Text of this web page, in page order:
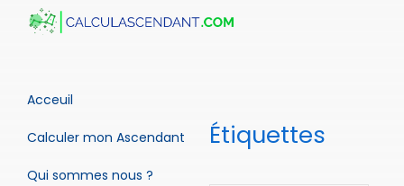
Acceuil
Calculer mon Ascendant
Qui sommes nous ?
Étiquettes